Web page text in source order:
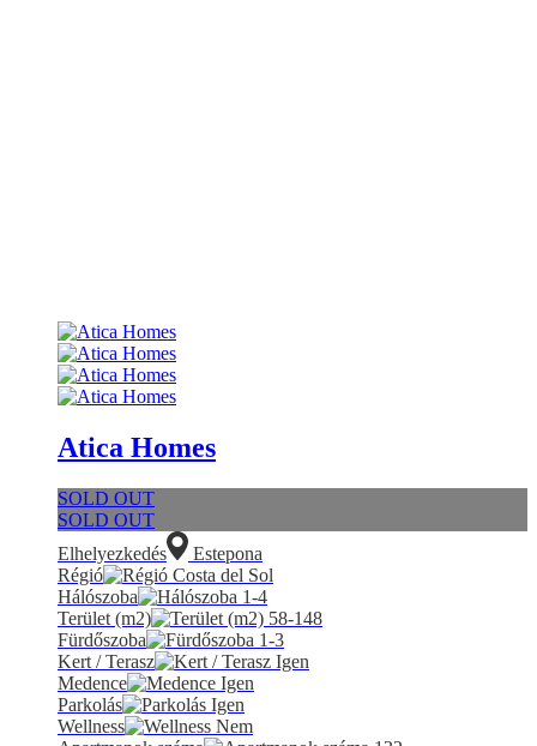
Atica Homes
SOLD OUT
SOLD OUT
Elhelyezkedés
Estepona
Régió
Costa del Sol
Hálószoba
1-4
Terület (m2)
58-148
Fürdőszoba
1-3
Kert / Terasz
Igen
Medence
Igen
Parkolás
Igen
Wellness
Nem